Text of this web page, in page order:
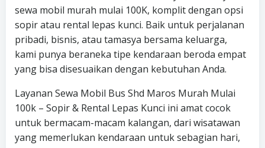
sewa mobil murah mulai 100K, komplit dengan opsi
sopir atau rental lepas kunci. Baik untuk perjalanan
pribadi, bisnis, atau tamasya bersama keluarga,
kami punya beraneka tipe kendaraan beroda empat
yang bisa disesuaikan dengan kebutuhan Anda.
Layanan Sewa Mobil Bus Shd Maros Murah Mulai
100k – Sopir & Rental Lepas Kunci ini amat cocok
untuk bermacam-macam kalangan, dari wisatawan
yang memerlukan kendaraan untuk sebagian hari,